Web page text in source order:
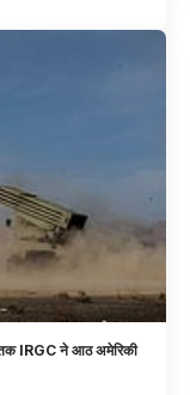
IRGC ने आठ अमेरिकी